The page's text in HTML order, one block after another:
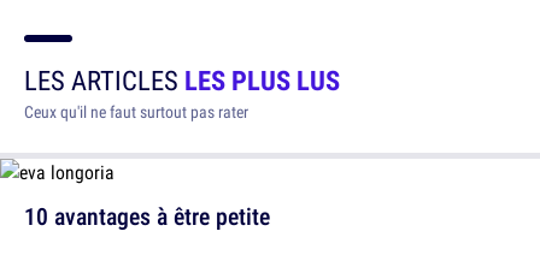
LES ARTICLES LES PLUS LUS
Ceux qu'il ne faut surtout pas rater
10 avantages à être petite